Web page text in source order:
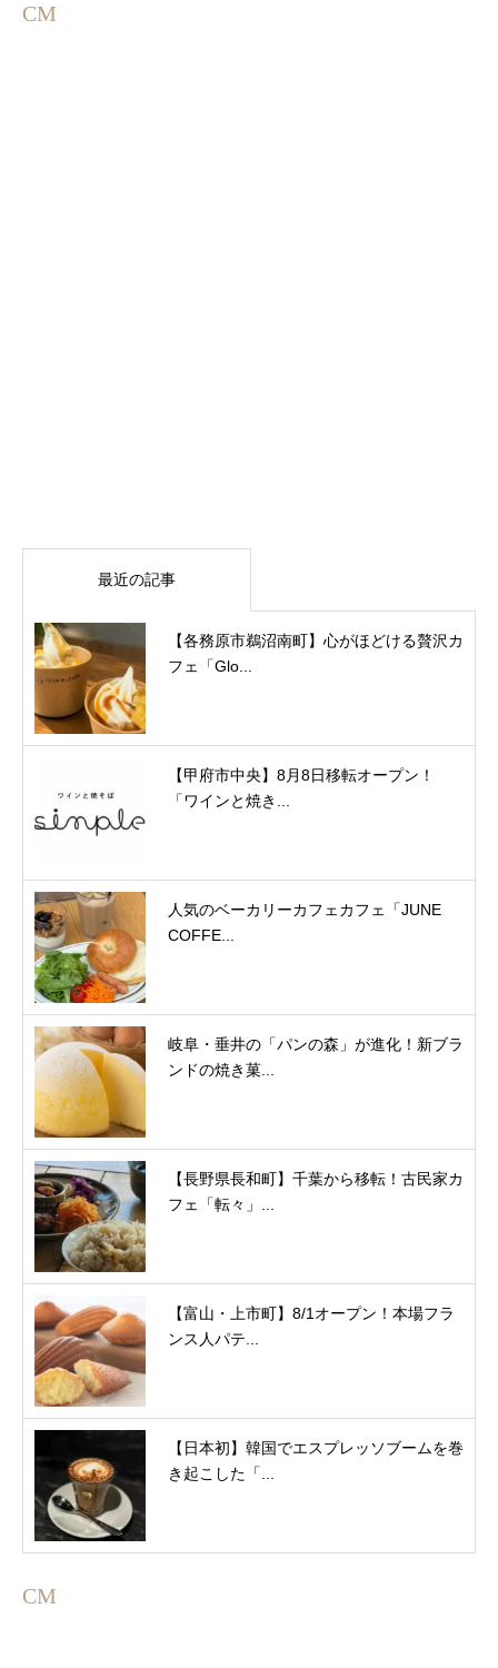
CM
最近の記事
【各務原市鵜沼南町】心がほどける贅沢カ
フェ「Glo...
【甲府市中央】8月8日移転オープン！
「ワインと焼き...
人気のベーカリーカフェカフェ「JUNE
COFFE...
岐阜・垂井の「パンの森」が進化！新ブラ
ンドの焼き菓...
【長野県長和町】千葉から移転！古民家カ
フェ「転々」...
【富山・上市町】8/1オープン！本場フラ
ンス人パテ...
【日本初】韓国でエスプレッソブームを巻
き起こした「...
CM